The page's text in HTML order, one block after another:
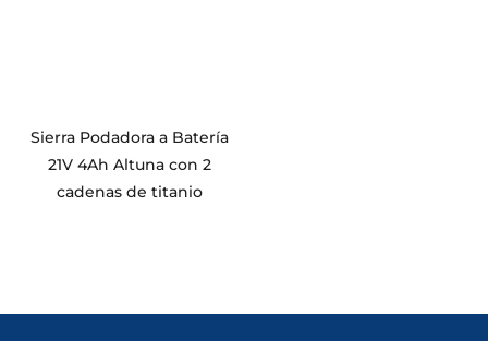
Sierra Podadora a Batería
21V 4Ah Altuna con 2
cadenas de titanio